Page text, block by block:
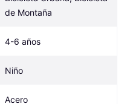
de Montaña
4-6 años
Niño
Acero